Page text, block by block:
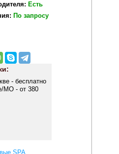
Есть
По запросу
- бесплатно
МО - от 380
SPA